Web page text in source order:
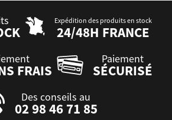
Expédition des produits en stock
24/48H FRANCE
FRAIS
Paiement
SÉCURISÉ
Des conseils au
02 98 46 71 85